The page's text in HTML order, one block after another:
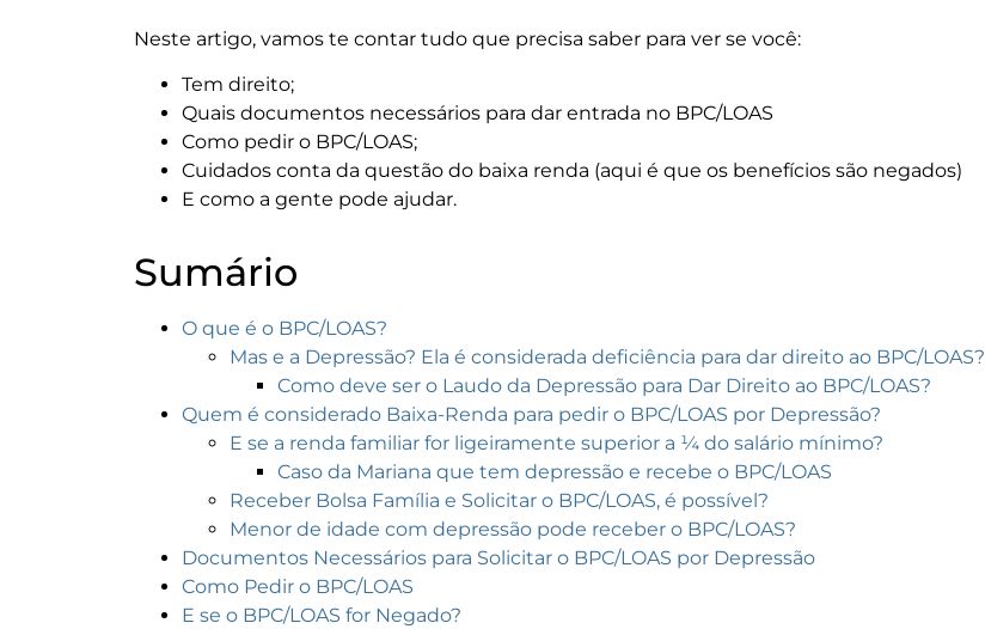
Neste artigo, vamos te contar tudo que precisa saber para ver se você:
Tem direito;
Quais documentos necessários para dar entrada no BPC/LOAS
Como pedir o BPC/LOAS;
Cuidados conta da questão do baixa renda (aqui é que os benefícios são negados)
E como a gente pode ajudar.
Sumário
O que é o BPC/LOAS?
Mas e a Depressão? Ela é considerada deficiência para dar direito ao BPC/LOAS?
Como deve ser o Laudo da Depressão para Dar Direito ao BPC/LOAS?
Quem é considerado Baixa-Renda para pedir o BPC/LOAS por Depressão?
E se a renda familiar for ligeiramente superior a ¼ do salário mínimo?
Caso da Mariana que tem depressão e recebe o BPC/LOAS
Receber Bolsa Família e Solicitar o BPC/LOAS, é possível?
Menor de idade com depressão pode receber o BPC/LOAS?
Documentos Necessários para Solicitar o BPC/LOAS por Depressão
Como Pedir o BPC/LOAS
E se o BPC/LOAS for Negado?